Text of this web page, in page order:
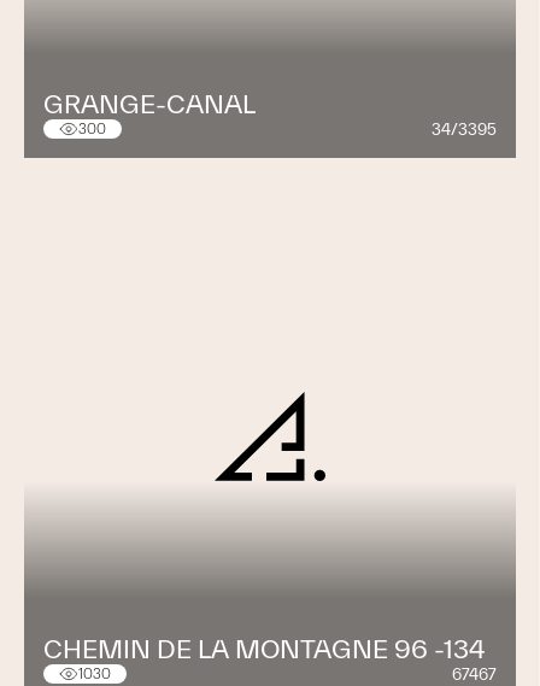
GRANGE-CANAL
300 34/3395
CHEMIN DE LA MONTAGNE 96 -134
1030 67467